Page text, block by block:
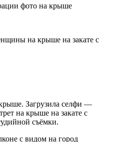
Загрузила селфи —
на крыше на закате с
съёмки.